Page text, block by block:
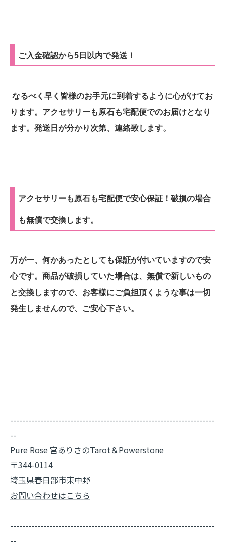
ご入金確認から5日以内で発送！
なるべく早く皆様のお手元に到着するように心がけてお
ります。アクセサリーも原石も宅配便でのお届けとなり
ます。発送日が分かり次第、連絡致します。
アクセサリーも原石も宅配便で安心保証！破損の場合
も無償で交換します。
万が一、何かあったとしても保証が付いていますので安
心です。商品が破損していた場合は、無償で新しいもの
と交換しますので、お客様にご負担頂くような事は一切
発生しませんので、ご安心下さい。
--------------------------------------------------------------------
--
Pure Rose 宮ありさのTarot＆Powerstone
〒344-0114
埼玉県春日部市東中野
お問い合わせはこちら
--------------------------------------------------------------------
--